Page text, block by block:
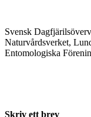
Svensk
Naturvårdsverket,
Entomologiska
Skriv ett brev